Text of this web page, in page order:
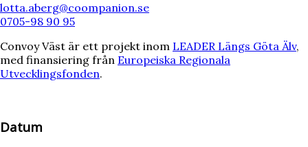
lotta.aberg@coompanion.se
0705-98 90 95
Convoy Väst är ett projekt inom LEADER Längs Göta Älv,
med finansiering från Europeiska Regionala
Utvecklingsfonden.
Datum